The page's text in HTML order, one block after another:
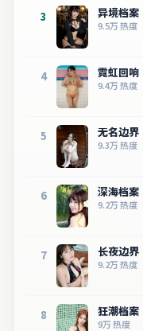
3 异境档案
9.5万热度
4 霓虹回响
9.4万热度
5 无名边界
9.3万热度
6 深海档案
9.2万热度
7 长夜边界
9.2万热度
8 狂潮档案
9万热度